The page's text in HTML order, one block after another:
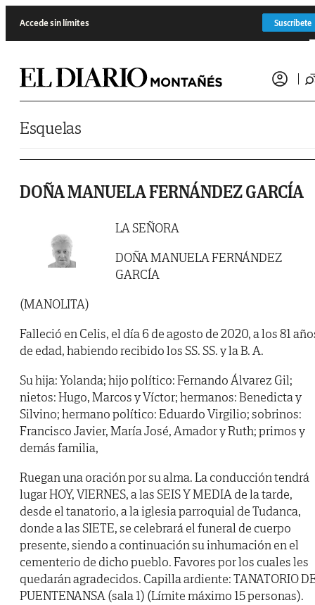
Accede sin límites Suscríbete
Esquelas
DOÑA MANUELA FERNÁNDEZ GARCÍA
LA SEÑORA
DOÑA MANUELA FERNÁNDEZ
GARCÍA
(MANOLITA)
Falleció en Celis, el día 6 de agosto de 2020, a los 81
de edad, habiendo recibido los SS. SS. y la B. A.
Su hija: Yolanda; hijo político: Fernando Álvarez Gil;
nietos: Hugo, Marcos y Víctor; hermanos: Benedicta y
Silvino; hermano político: Eduardo Virgilio; sobrinos:
Francisco Javier, María José, Amador y Ruth; primos y
demás familia,
Ruegan una oración por su alma. La conducción tendrá
lugar HOY, VIERNES, a las SEIS Y MEDIA de la tarde,
desde el tanatorio, a la iglesia parroquial de Tudanca,
donde a las SIETE, se celebrará el funeral de cuerpo
presente, siendo a continuación su inhumación en el
cementerio de dicho pueblo. Favores por los cuales les
quedarán agradecidos. Capilla ardiente: TANATORIO
PUENTENANSA (sala 1) (Límite máximo 15 personas).